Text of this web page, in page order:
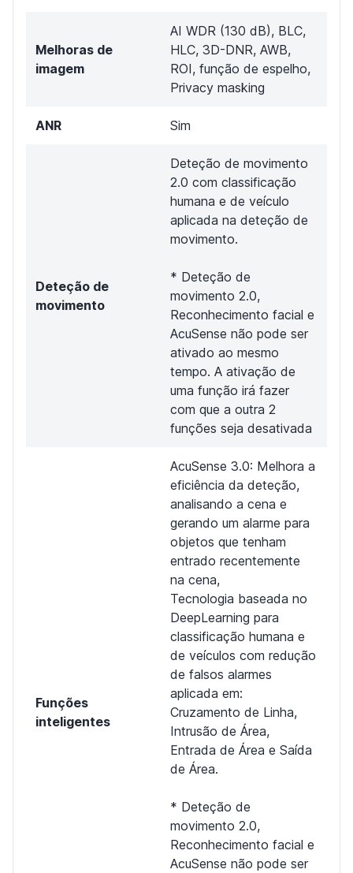
Melhoras de
imagem
AI WDR (130 dB), BLC,
HLC, 3D-DNR, AWB,
ROI, função de espelho,
Privacy masking
ANR Sim
Deteção de
movimento
Deteção de movimento
2.0 com classificação
humana e de veículo
aplicada na deteção de
movimento.
* Deteção de
movimento 2.0,
Reconhecimento facial e
AcuSense não pode ser
ativado ao mesmo
tempo. A ativação de
uma função irá fazer
com que a outra 2
funções seja desativada
Funções
inteligentes
AcuSense 3.0: Melhora a
eficiência da deteção,
analisando a cena e
gerando um alarme para
objetos que tenham
entrado recentemente
na cena,
Tecnologia baseada no
DeepLearning para
classificação humana e
de veículos com redução
de falsos alarmes
aplicada em:
Cruzamento de Linha,
Intrusão de Área,
Entrada de Área e Saída
de Área.
* Deteção de
movimento 2.0,
Reconhecimento facial e
AcuSense não pode ser